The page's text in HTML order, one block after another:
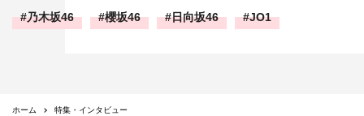
乃木坂46 櫻坂46 日向坂46 JO1
ホーム
特集・インタビュー